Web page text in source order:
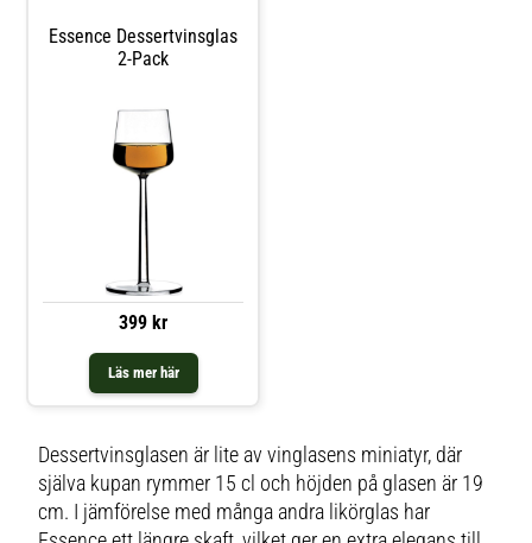
Essence Dessertvinsglas
2-Pack
399 kr
Läs mer här
Dessertvinsglasen är lite av vinglasens miniatyr, där
själva kupan rymmer 15 cl och höjden på glasen är 19
cm. I jämförelse med många andra likörglas har